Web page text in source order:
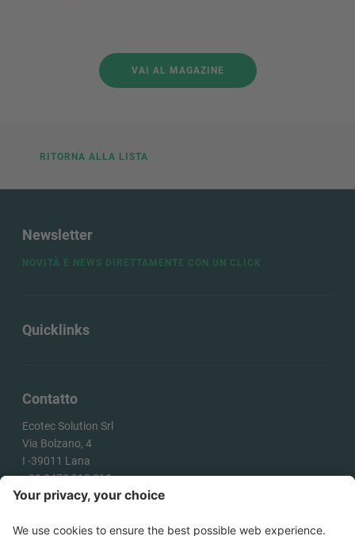
VAI AL MAGAZINE
RITORNA ALLA LISTA
Contatto
Ecotec Solution Srl
Via Bolzano, 4
I -39011 Lana
+39 0473 313 010
info@ecotecsolution.com
COME ARRIVARE
Quicklinks
Newsletter
NOVITÀ E NEWS DIRETTAMENTE CON UN CLICK